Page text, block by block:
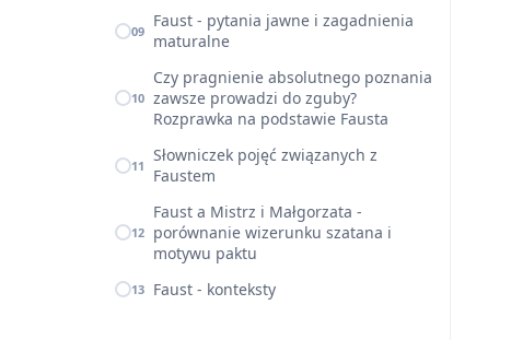
09 Faust - pytania jawne i zagadnienia
maturalne
10
Czy pragnienie absolutnego poznania
zawsze prowadzi do zguby?
Rozprawka na podstawie Fausta
11 Słowniczek pojęć związanych z
Faustem
12
Faust a Mistrz i Małgorzata -
porównanie wizerunku szatana i
motywu paktu
13 Faust - konteksty